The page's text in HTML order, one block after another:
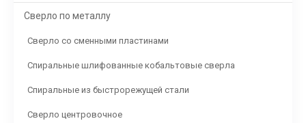
Сверло по металлу
Сверло со сменными пластинами
Спиральные шлифованные кобальтовые сверла
Спиральные из быстрорежущей стали
Сверло центровочное